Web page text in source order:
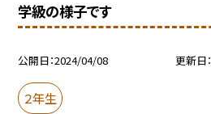
学級の様子です
公開日 2024/04/08 更新日
２年生